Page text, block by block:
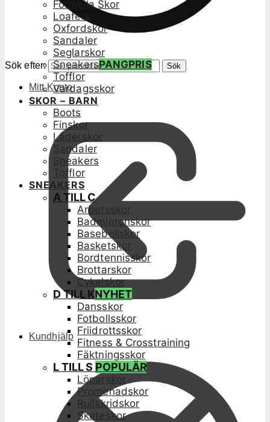
Sök efter: Sök
Mitt Konto
Kundhjälp
Formella Skor
Loafers
Oxfordskor
Sandaler
Seglarskor
SneakersPANGPRIS
Tofflor
Vardagsskor
SKOR – BARN
Boots
Finskor
Läderskor
Sandaler
Sneakers
Tofflor
SNEAKERS
A TILL C
Arbetsskor
Badmintonskor
Basebollskor
Basketskor
Bordtennisskor
Brottarskor
Cykelskor
D TILL KNYHET
Dansskor
Fotbollsskor
Friidrottsskor
Fitness & Crosstraining
Fäktningsskor
L TILL S POPULÄR
Löparskor
Promenadskor
Rullskridskor
Skateskor